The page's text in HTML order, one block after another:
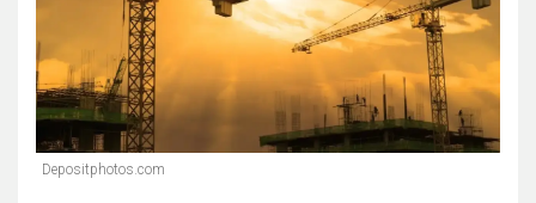
Depositphotos.com